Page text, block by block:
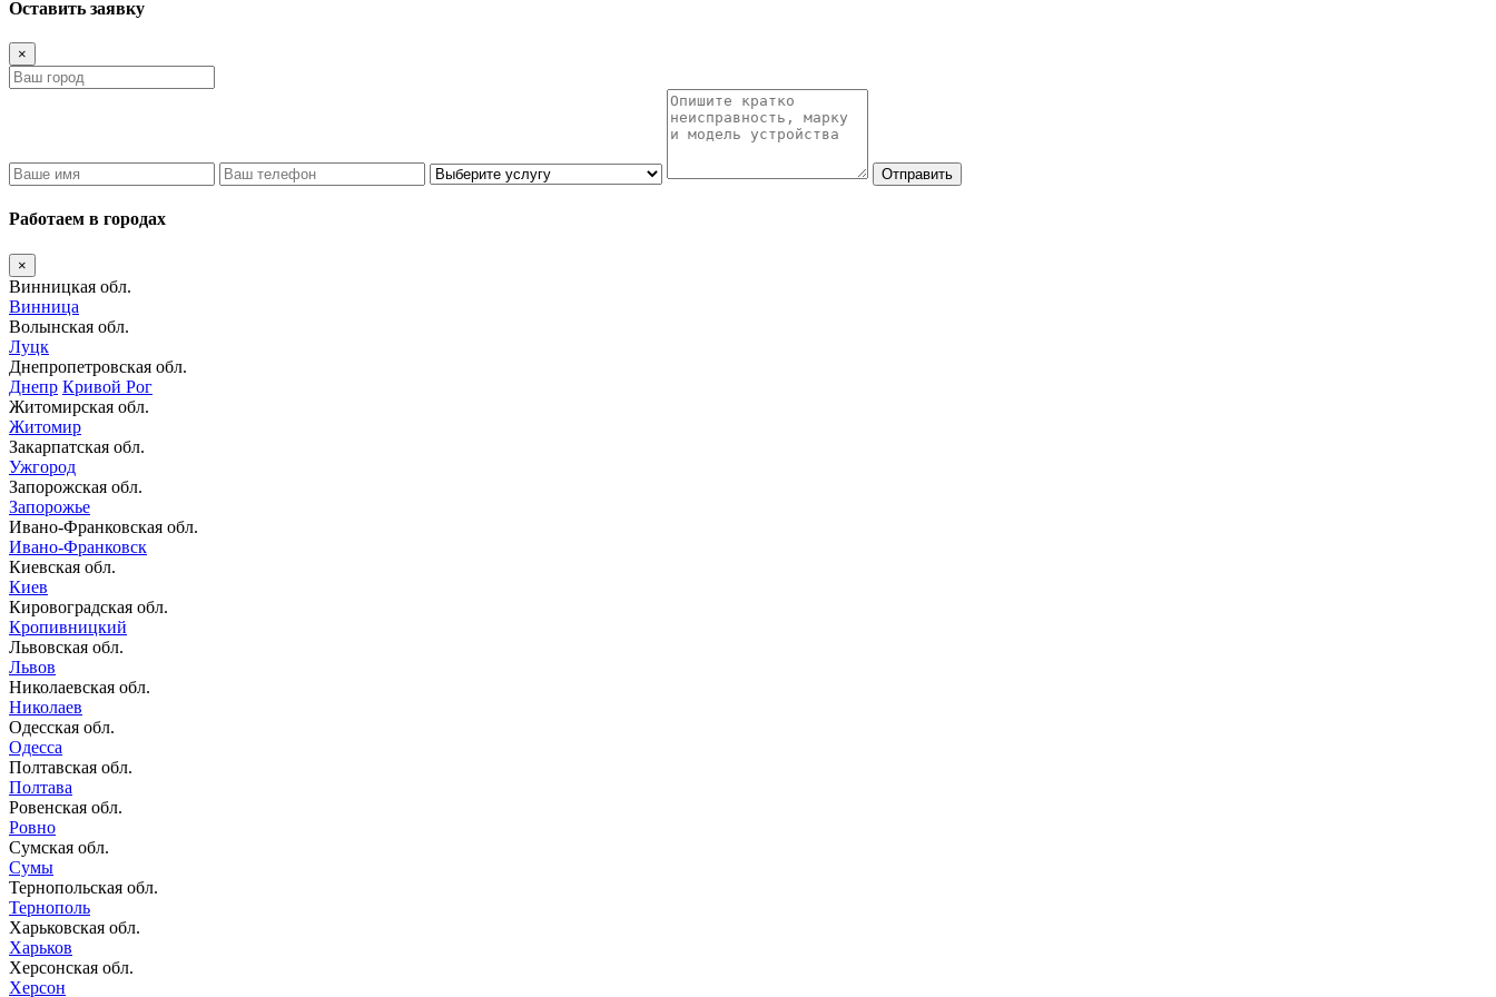
Оставить заявку
×
Отправить
Работаем в городах
×
Винницкая обл.
Винница
Волынская обл.
Луцк
Днепропетровская обл.
Днепр Кривой Рог
Житомирская обл.
Житомир
Закарпатская обл.
Ужгород
Запорожская обл.
Запорожье
Ивано-Франковская обл.
Ивано-Франковск
Киевская обл.
Киев
Кировоградская обл.
Кропивницкий
Львовская обл.
Львов
Николаевская обл.
Николаев
Одесская обл.
Одесса
Полтавская обл.
Полтава
Ровенская обл.
Ровно
Сумская обл.
Сумы
Тернопольская обл.
Тернополь
Харьковская обл.
Харьков
Херсонская обл.
Херсон